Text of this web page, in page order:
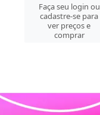
Faça seu login ou
cadastre-se para
ver preços e
comprar